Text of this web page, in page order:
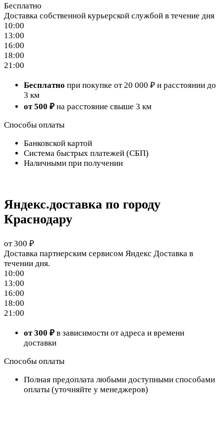
Бесплатно
Доставка собственной курьерской службой в течение дня
10:00
13:00
16:00
18:00
21:00
Бесплатно при покупке от 20 000 ₽ и расстоянии до
3 км
от 500 ₽ на расстояние свыше 3 км
Способы оплаты
Банковской картой
Система быстрых платежей (СБП)
Наличными при получении
Яндекс.доставка по городу
Краснодару
от 300 ₽
Доставка партнерским сервисом Яндекс Доставка в
течении дня.
10:00
13:00
16:00
18:00
21:00
от 300 ₽ в зависимости от адреса и времени
доставки
Способы оплаты
Полная предоплата любыми доступными способами
оплаты (уточняйте у менеджеров)